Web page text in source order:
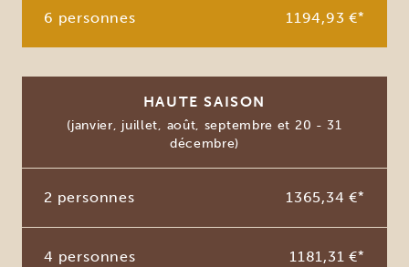
6 personnes 1194,93 €*
HAUTE SAISON
(janvier, juillet, août, septembre et 20 - 31
décembre)
2 personnes 1365,34 €*
4 personnes 1181,31 €*